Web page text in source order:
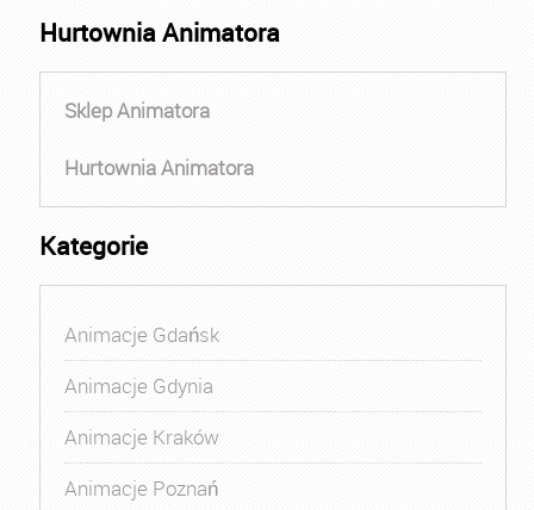
Hurtownia Animatora
Sklep Animatora
Hurtownia Animatora
Kategorie
Animacje Gdańsk
Animacje Gdynia
Animacje Kraków
Animacje Poznań